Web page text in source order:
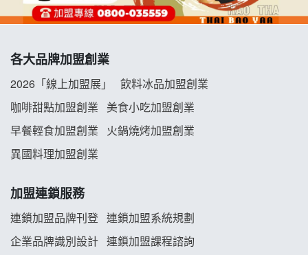
阿性情趣無人販售所加盟明會
龍涎居好湯加盟說明會
韓金量加盟說明會
義氣豐發雞加盟說明會
各大品牌加盟創業
2026「線上加盟展」
飲料冰品加盟創業
咖啡甜點加盟創業
美食小吃加盟創業
早餐輕食加盟創業
火鍋燒烤加盟創業
異國料理加盟創業
加盟連鎖服務
連鎖加盟品牌刊登 連鎖加盟系統規劃
企業品牌識別設計 連鎖加盟課程諮詢